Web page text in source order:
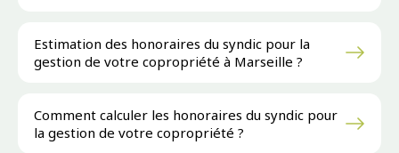
Estimation des honoraires du syndic pour la
gestion de votre copropriété à Marseille ?
Comment calculer les honoraires du syndic pour
la gestion de votre copropriété ?